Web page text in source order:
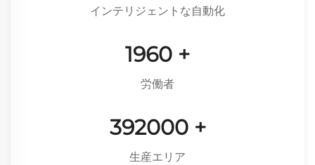
インテリジェントな自動化
2620 +
労働者
524000 +
生産エリア